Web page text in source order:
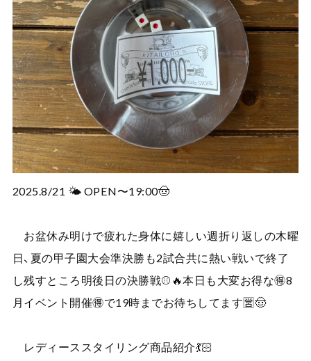
2025.8/21 🌤️ OPEN〜19:00🤠
お盆休み明けで疲れた身体に嬉しい週折り返しの木曜
日、夏の甲子園大会準決勝も2試合共に熱い戦いで終了
し残すところ明後日の決勝戦⚾️🔥本日も大変お得な🉐8
月イベント開催🉐で19時までお待ちしてます🈺🤠
レディーススタイリング商品紹介💃🏻